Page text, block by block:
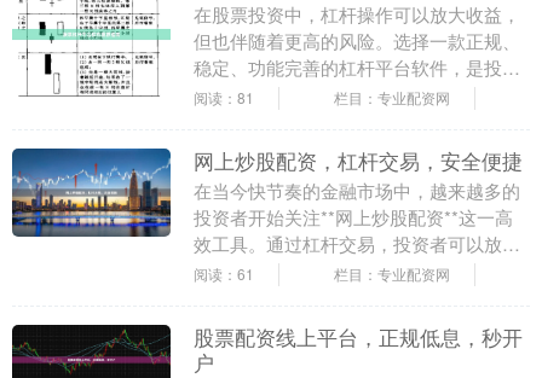
在股票投资中，杠杆操作可以放大收益，
但也伴随着更高的风险。选择一款正规、
稳定、功能完善的杠杆平台软件，是投资
者控制风险、提升效率的关键。本文将为
阅读：81 栏目：专业配资网
网上炒股配资，杠杆交易，安全便捷
在当今快节奏的金融市场中，越来越多的
投资者开始关注**网上炒股配资**这一高
效工具。通过杠杆交易，投资者可以放大
资金规模，从而在行情向好时获得更高收
阅读：61 栏目：专业配资网
股票配资线上平台，正规低息，秒开
户